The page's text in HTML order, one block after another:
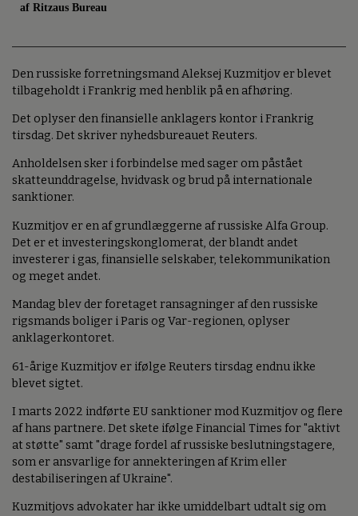
af Ritzaus Bureau
Den russiske forretningsmand Aleksej Kuzmitjov er blevet
tilbageholdt i Frankrig med henblik på en afhøring.
Det oplyser den finansielle anklagers kontor i Frankrig
tirsdag. Det skriver nyhedsbureauet Reuters.
Anholdelsen sker i forbindelse med sager om påstået
skatteunddragelse, hvidvask og brud på internationale
sanktioner.
Kuzmitjov er en af grundlæggerne af russiske Alfa Group.
Det er et investeringskonglomerat, der blandt andet
investerer i gas, finansielle selskaber, telekommunikation
og meget andet.
Mandag blev der foretaget ransagninger af den russiske
rigsmands boliger i Paris og Var-regionen, oplyser
anklagerkontoret.
61-årige Kuzmitjov er ifølge Reuters tirsdag endnu ikke
blevet sigtet.
I marts 2022 indførte EU sanktioner mod Kuzmitjov og flere
af hans partnere. Det skete ifølge Financial Times for "aktivt
at støtte" samt "drage fordel af russiske beslutningstagere,
som er ansvarlige for annekteringen af Krim eller
destabiliseringen af Ukraine".
Kuzmitjovs advokater har ikke umiddelbart udtalt sig om